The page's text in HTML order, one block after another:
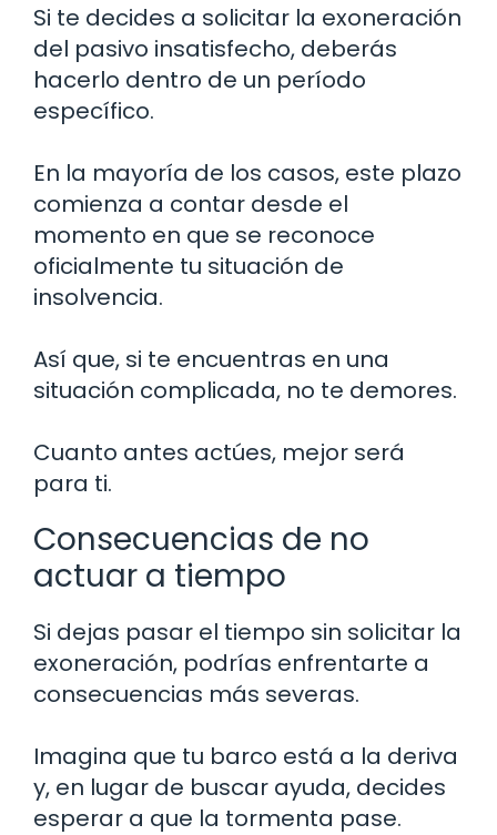
Si te decides a solicitar la exoneración
del pasivo insatisfecho, deberás
hacerlo dentro de un período
específico.
En la mayoría de los casos, este plazo
comienza a contar desde el
momento en que se reconoce
oficialmente tu situación de
insolvencia.
Así que, si te encuentras en una
situación complicada, no te demores.
Cuanto antes actúes, mejor será
para ti.
Consecuencias de no
actuar a tiempo
Si dejas pasar el tiempo sin solicitar la
exoneración, podrías enfrentarte a
consecuencias más severas.
Imagina que tu barco está a la deriva
y, en lugar de buscar ayuda, decides
esperar a que la tormenta pase.